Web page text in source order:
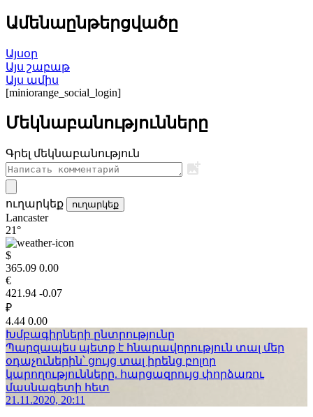
Ամենաընթերցվածը
Այսօր
Այս շաբաթ
Այս ամիս
[miniorange_social_login]
Մեկնաբանությունները
Գրել մեկնաբանություն
ուղարկեք ուղարկեք
Lancaster
21°
$
365.09 0.00
€
421.94 -0.07
₽
4.44 0.00
Խմբագիրների ընտրությունը
Պարզապես պետք է հնարավորություն տալ մեր
օդաչուներին՝ ցույց տալ իրենց բոլոր
կարողությունները. հարցազրույց փորձառու
մասնագետի հետ
21.11.2020, 20:11